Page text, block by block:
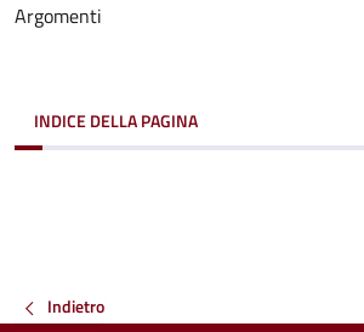
Argomenti
INDICE DELLA PAGINA
Indietro